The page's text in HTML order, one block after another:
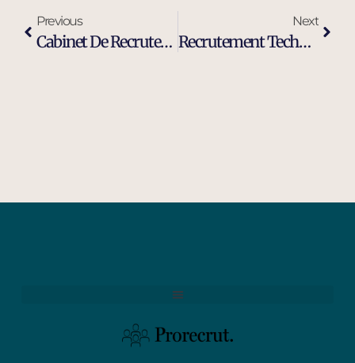
Previous
Cabinet De Recrutement Industrie Et Ingénierie À Hyères
Next
Recrutement Technicien De Maintenance Industrielle À Hyères